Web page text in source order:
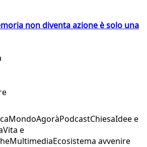
non diventa azione è solo una
MondoAgoràPodcastChiesaIdee e
Vita e
MultimediaEcosistema avvenire